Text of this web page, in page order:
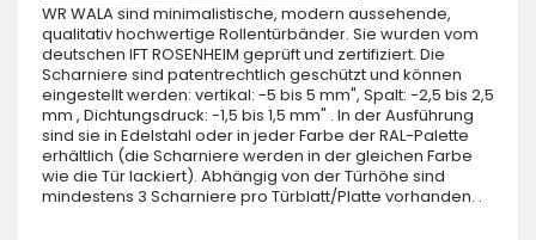
WR WALA sind minimalistische, modern aussehende,
qualitativ hochwertige Rollentürbänder. Sie wurden vom
deutschen IFT ROSENHEIM geprüft und zertifiziert. Die
Scharniere sind patentrechtlich geschützt und können
eingestellt werden: vertikal: -5 bis 5 mm", Spalt: -2,5 bis 2,5
mm , Dichtungsdruck: -1,5 bis 1,5 mm" . In der Ausführung
sind sie in Edelstahl oder in jeder Farbe der RAL-Palette
erhältlich (die Scharniere werden in der gleichen Farbe
wie die Tür lackiert). Abhängig von der Türhöhe sind
mindestens 3 Scharniere pro Türblatt/Platte vorhanden. .